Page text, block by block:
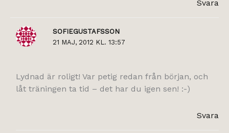
Svara
SOFIEGUSTAFSSON
21 MAJ, 2012 KL. 13:57
Lydnad är roligt! Var petig redan från början, och
låt träningen ta tid – det har du igen sen! :-)
Svara